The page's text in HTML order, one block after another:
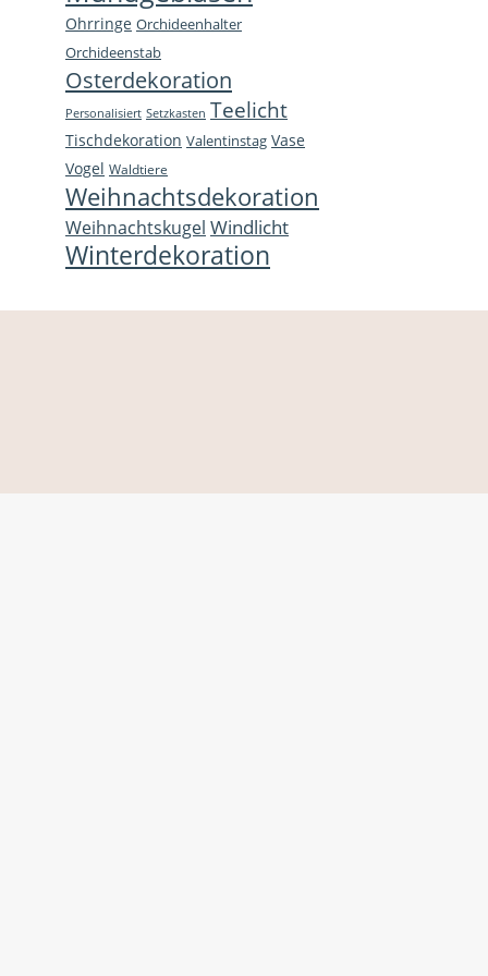
Ohrringe Orchideenhalter
Orchideenstab
Osterdekoration
Personalisiert Setzkasten Teelicht
Tischdekoration Valentinstag Vase
Vogel Waldtiere
Weihnachtsdekoration
Weihnachtskugel Windlicht
Winterdekoration